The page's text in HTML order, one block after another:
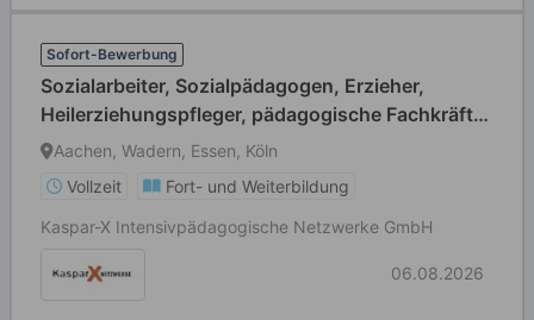
Sofort-Bewerbung
Sozialarbeiter, Sozialpädagogen, Erzieher,
Heilerziehungspfleger, pädagogische Fachkräfte
(m/w/d)
Aachen, Wadern, Essen, Köln
Vollzeit
Fort- und Weiterbildung
Kaspar-X Intensivpädagogische Netzwerke GmbH
06.08.2026